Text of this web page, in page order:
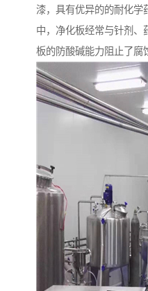
漆，具有优异的的耐化学
中，净化板经常与针剂、
板的防酸碱能力阻止了腐